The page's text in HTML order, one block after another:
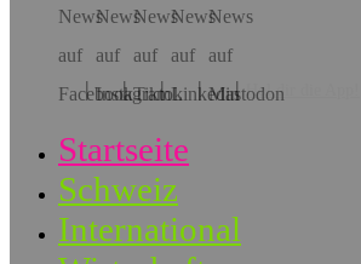
Hol dir die App!
Startseite
Schweiz
International